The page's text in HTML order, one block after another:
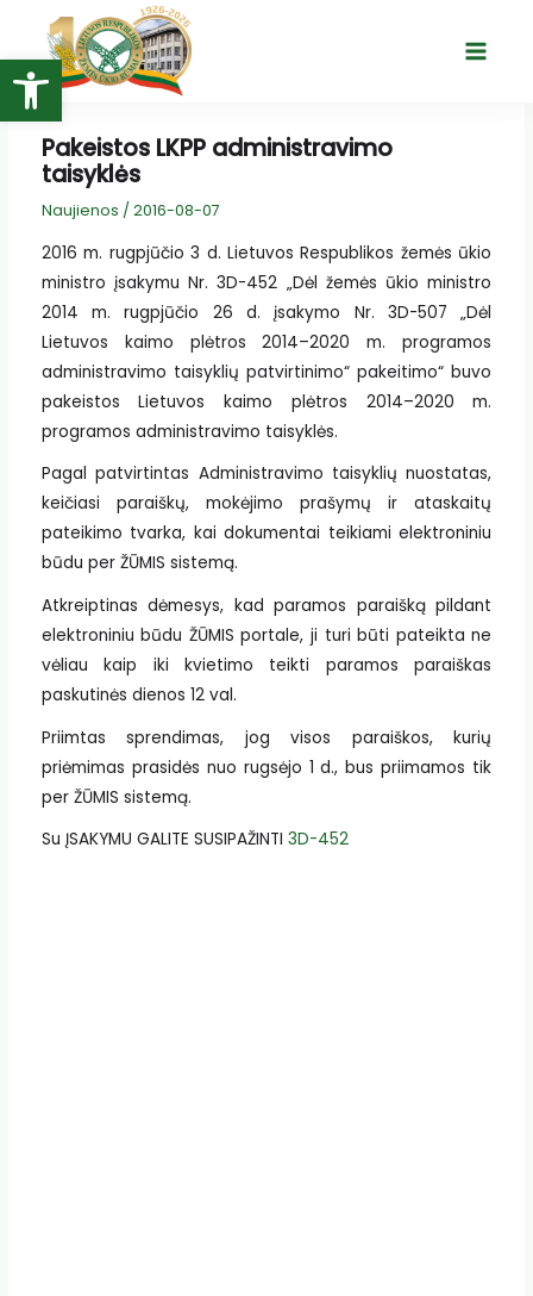
Open toolbar
turinio
Main
Pakeistos LKPP administravimo
taisyklės
Naujienos / 2016-08-07
2016 m. rugpjūčio 3 d. Lietuvos Respublikos žemės ūkio
ministro įsakymu Nr. 3D-452 „Dėl žemės ūkio ministro
2014 m. rugpjūčio 26 d. įsakymo Nr. 3D-507 „Dėl
Lietuvos kaimo plėtros 2014–2020 m. programos
administravimo taisyklių patvirtinimo“ pakeitimo“ buvo
pakeistos Lietuvos kaimo plėtros 2014–2020 m.
programos administravimo taisyklės.
Pagal patvirtintas Administravimo taisyklių nuostatas,
keičiasi paraiškų, mokėjimo prašymų ir ataskaitų
pateikimo tvarka, kai dokumentai teikiami elektroniniu
būdu per ŽŪMIS sistemą.
Atkreiptinas dėmesys, kad paramos paraišką pildant
elektroniniu būdu ŽŪMIS portale, ji turi būti pateikta ne
vėliau kaip iki kvietimo teikti paramos paraiškas
paskutinės dienos 12 val.
Priimtas sprendimas, jog visos paraiškos, kurių
priėmimas prasidės nuo rugsėjo 1 d., bus priimamos tik
per ŽŪMIS sistemą.
Su ĮSAKYMU GALITE SUSIPAŽINTI 3D-452